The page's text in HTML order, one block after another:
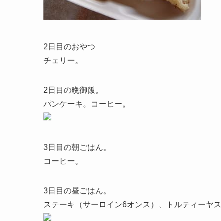
2日目のおやつ
チェリー。
2日目の晩御飯。
パンケーキ。コーヒー。
3日目の朝ごはん。
コーヒー。
3日目の昼ごはん。
ステーキ（サーロイン6オンス）、トルティーヤ